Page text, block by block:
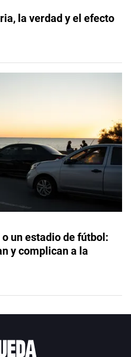
la verdad y el efecto
un estadio de fútbol:
y complican a la